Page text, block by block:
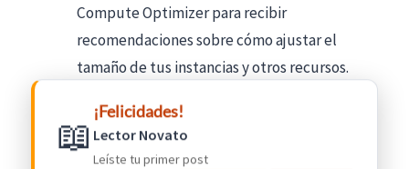
Compute Optimizer para recibir
recomendaciones sobre cómo ajustar el
tamaño de tus instancias y otros recursos.
usa AWS Trusted Advisor para revisar y ajustar
los tamaños de las instancias EC2 y lograr un
📖
¡Felicidades!
Lector Novato
Leíste tu primer post